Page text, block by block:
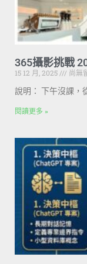
365攝影挑戰
15 12 月, 2025
尚無
說明： 下午沒課，
閱讀更多 »